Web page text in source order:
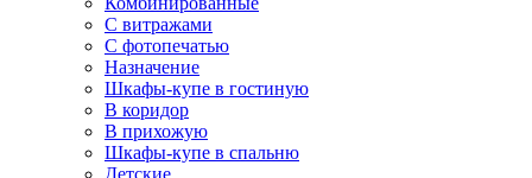
С витражами
С фотопечатью
Назначение
Шкафы-купе в гостиную
В коридор
В прихожую
Шкафы-купе в спальню
Детские